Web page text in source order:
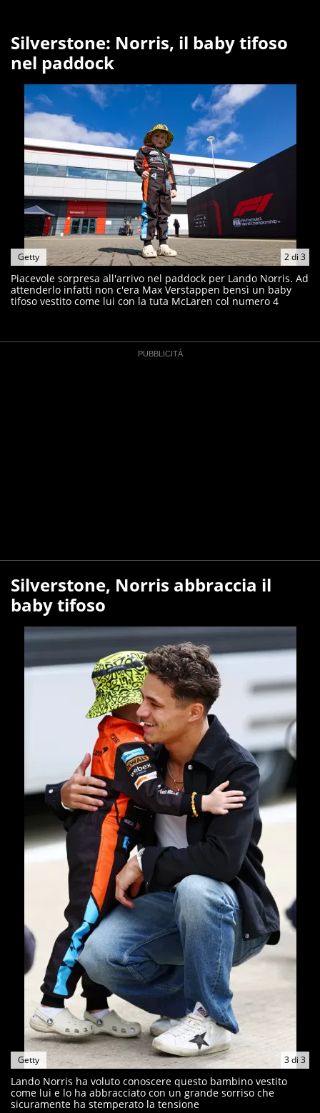
Silverstone: Norris, il baby tifoso
nel paddock
2di 3
Getty
Piacevole sorpresa all'arrivo nel paddock per Lando Norris. Ad
attenderlo infatti non c'era Max Verstappen bensì un baby
tifoso vestito come lui con la tuta McLaren col numero 4
Silverstone, Norris abbraccia il
baby tifoso
3di 3
Getty
Lando Norris ha voluto conoscere questo bambino vestito
come lui e lo ha abbracciato con un grande sorriso che
sicuramente ha stemperato la tensione